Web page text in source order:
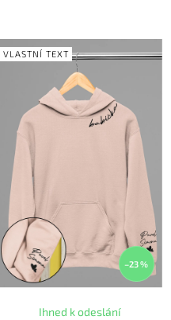
VLASTNÍ TEXT
–23 %
Ihned k odeslání